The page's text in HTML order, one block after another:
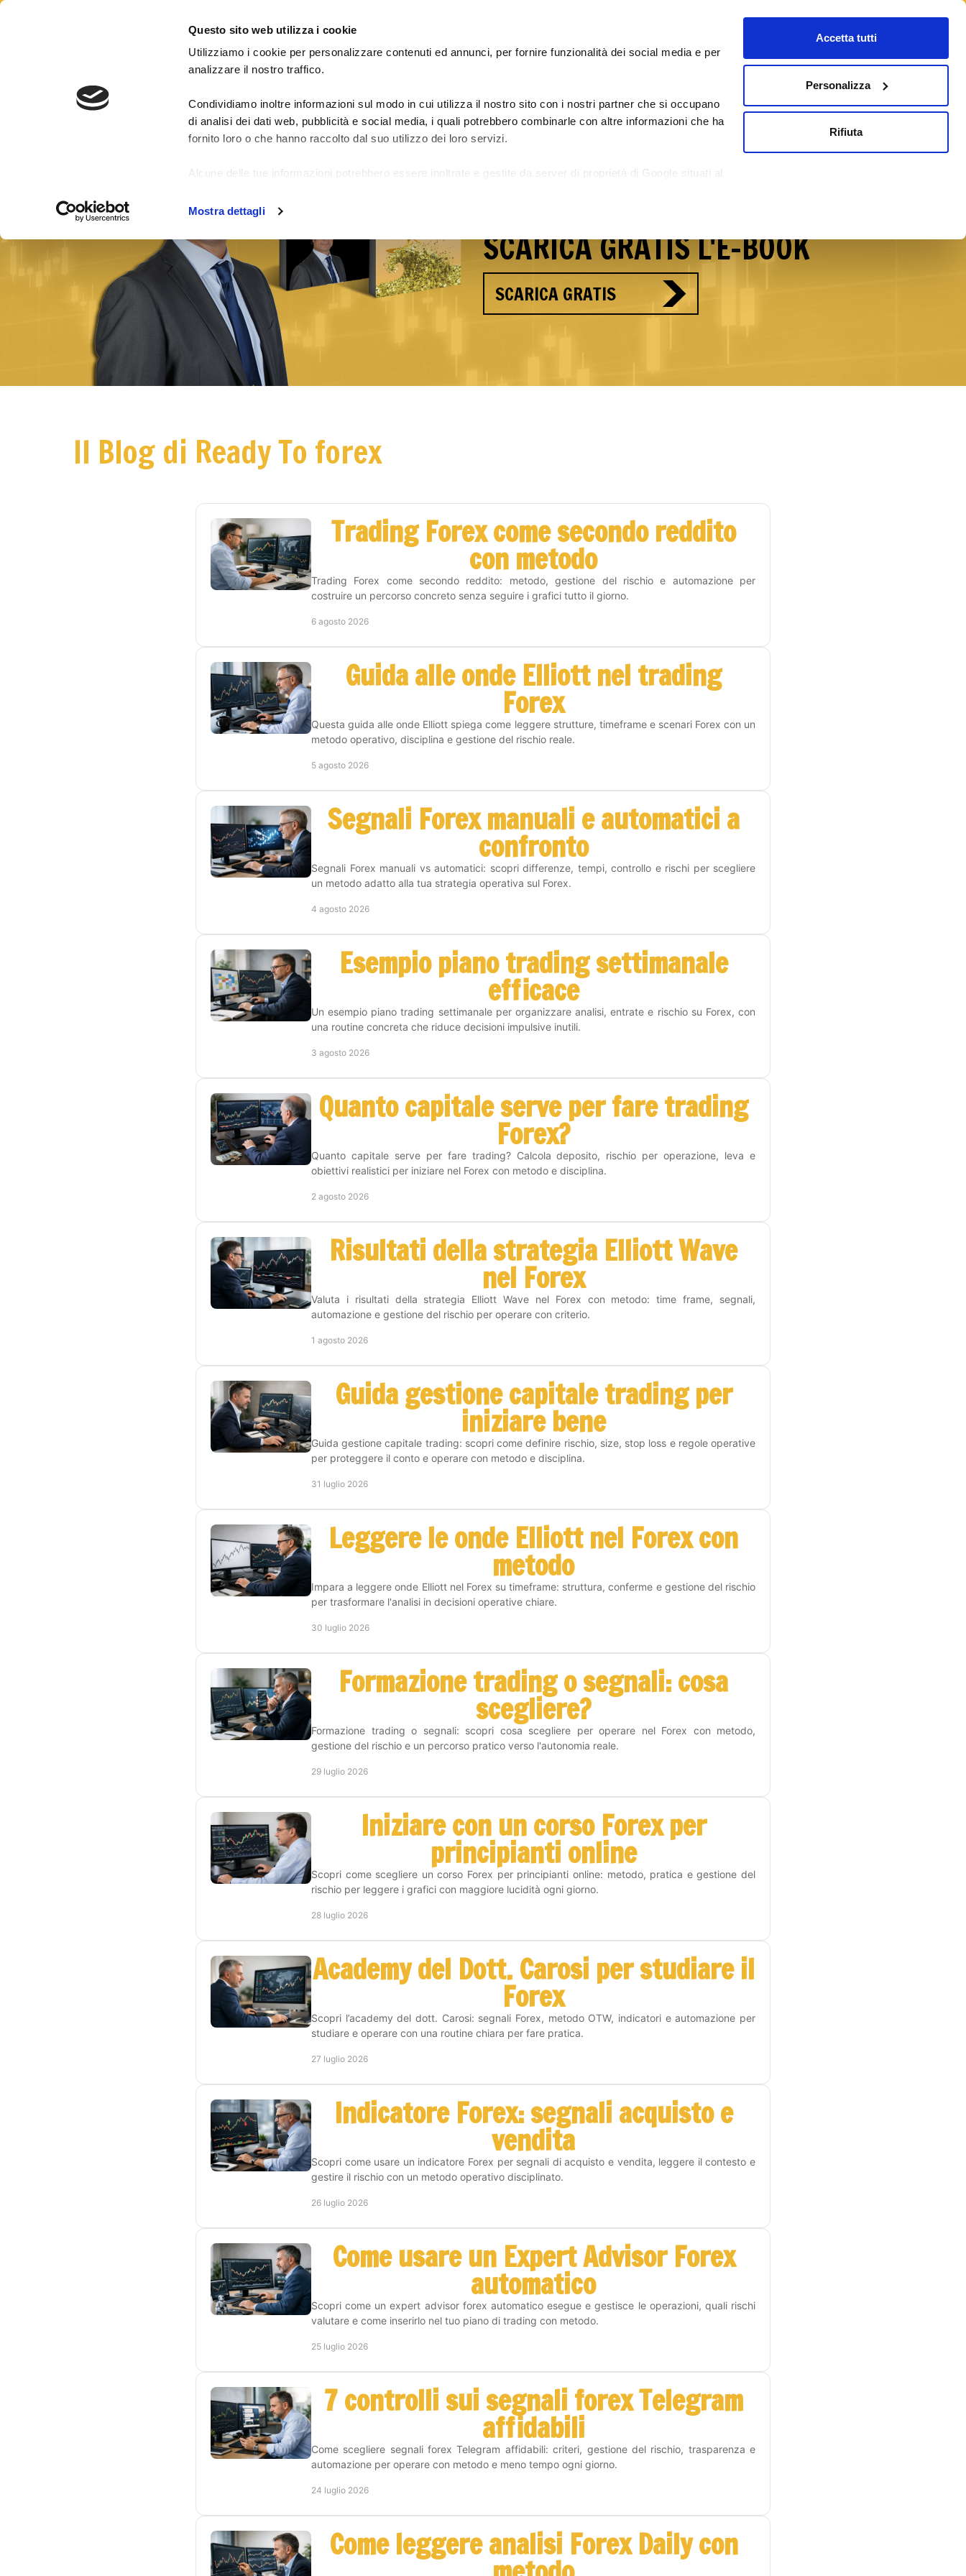
Questo sito web utilizza i cookie
Utilizziamo i cookie per personalizzare contenuti ed annunci, per fornire funzionalità dei social media e per
analizzare il nostro traffico.
Condividiamo inoltre informazioni sul modo in cui utilizza il nostro sito con i nostri partner che si occupano
di analisi dei dati web, pubblicità e social media, i quali potrebbero combinarle con altre informazioni che ha
fornito loro o che hanno raccolto dal suo utilizzo dei loro servizi.
Alcune delle tue informazioni potrebbero essere inoltrate e gestite da server di proprietà di Google situati al
Mostra dettagli
Accetta tutti
Personalizza
Rifiuta
Risultati segnali Pacchetti Segnali Forex Le Academy: guadagna e impara Preiscrizione Academy 29/09/2026 Corsi Forex Online Blog
Scopri i segreti del Forex con
SCARICA GRATIS L'E-BOOK
SCARICA GRATIS
Il Blog di Ready To forex
Trading Forex come secondo reddito
con metodo
Trading Forex come secondo reddito: metodo, gestione del rischio e automazione per
costruire un percorso concreto senza seguire i grafici tutto il giorno.
6 agosto 2026
Guida alle onde Elliott nel trading
Forex
Questa guida alle onde Elliott spiega come leggere strutture, timeframe e scenari Forex con un
metodo operativo, disciplina e gestione del rischio reale.
5 agosto 2026
Segnali Forex manuali e automatici a
confronto
Segnali Forex manuali vs automatici: scopri differenze, tempi, controllo e rischi per scegliere
un metodo adatto alla tua strategia operativa sul Forex.
4 agosto 2026
Esempio piano trading settimanale
efficace
Un esempio piano trading settimanale per organizzare analisi, entrate e rischio su Forex, con
una routine concreta che riduce decisioni impulsive inutili.
3 agosto 2026
Quanto capitale serve per fare trading
Forex?
Quanto capitale serve per fare trading? Calcola deposito, rischio per operazione, leva e
obiettivi realistici per iniziare nel Forex con metodo e disciplina.
2 agosto 2026
Risultati della strategia Elliott Wave
nel Forex
Valuta i risultati della strategia Elliott Wave nel Forex con metodo: time frame, segnali,
automazione e gestione del rischio per operare con criterio.
1 agosto 2026
Guida gestione capitale trading per
iniziare bene
Guida gestione capitale trading: scopri come definire rischio, size, stop loss e regole operative
per proteggere il conto e operare con metodo e disciplina.
31 luglio 2026
Leggere le onde Elliott nel Forex con
metodo
Impara a leggere onde Elliott nel Forex su timeframe: struttura, conferme e gestione del rischio
per trasformare l'analisi in decisioni operative chiare.
30 luglio 2026
Formazione trading o segnali: cosa
scegliere?
Formazione trading o segnali: scopri cosa scegliere per operare nel Forex con metodo,
gestione del rischio e un percorso pratico verso l'autonomia reale.
29 luglio 2026
Iniziare con un corso Forex per
principianti online
Scopri come scegliere un corso Forex per principianti online: metodo, pratica e gestione del
rischio per leggere i grafici con maggiore lucidità ogni giorno.
28 luglio 2026
Academy del Dott. Carosi per studiare il
Forex
Scopri l’academy del dott. Carosi: segnali Forex, metodo OTW, indicatori e automazione per
studiare e operare con una routine chiara per fare pratica.
27 luglio 2026
Indicatore Forex: segnali acquisto e
vendita
Scopri come usare un indicatore Forex per segnali di acquisto e vendita, leggere il contesto e
gestire il rischio con un metodo operativo disciplinato.
26 luglio 2026
Come usare un Expert Advisor Forex
automatico
Scopri come un expert advisor forex automatico esegue e gestisce le operazioni, quali rischi
valutare e come inserirlo nel tuo piano di trading con metodo.
25 luglio 2026
7 controlli sui segnali forex Telegram
affidabili
Come scegliere segnali forex Telegram affidabili: criteri, gestione del rischio, trasparenza e
automazione per operare con metodo e meno tempo ogni giorno.
24 luglio 2026
Come leggere analisi Forex Daily con